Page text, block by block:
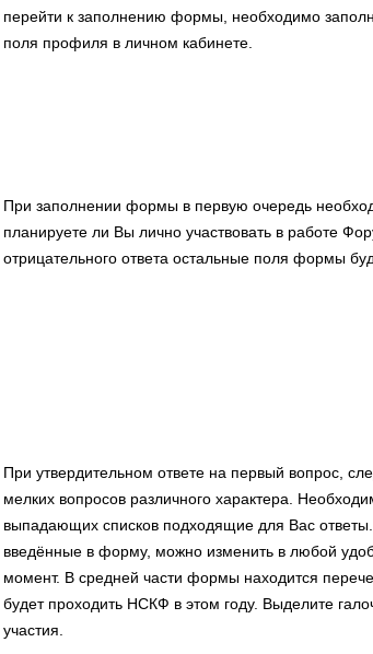
перейти к заполнению формы, необходимо
поля профиля в личном кабинете.
При заполнении формы в первую очередь
планируете ли Вы лично участвовать в работе
отрицательного ответа остальные поля формы
При утвердительном ответе на первый вопрос,
мелких вопросов различного характера.
выпадающих списков подходящие для Вас
введённые в форму, можно изменить в любой
момент. В средней части формы находится
будет проходить НСКФ в этом году. Выделите
участия.